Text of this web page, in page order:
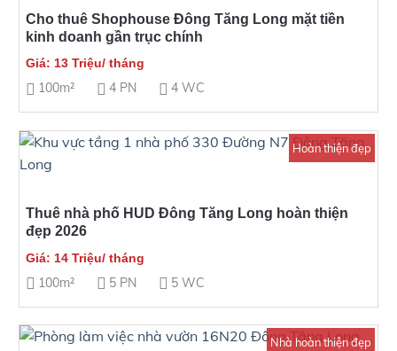
Cho thuê Shophouse Đông Tăng Long mặt tiền
kinh doanh gần trục chính
Giá: 13 Triệu/ tháng
100m² 4 PN 4 WC
Hoàn thiện đẹp
Thuê nhà phố HUD Đông Tăng Long hoàn thiện
đẹp 2026
Giá: 14 Triệu/ tháng
100m² 5 PN 5 WC
Nhà hoàn thiện đẹp